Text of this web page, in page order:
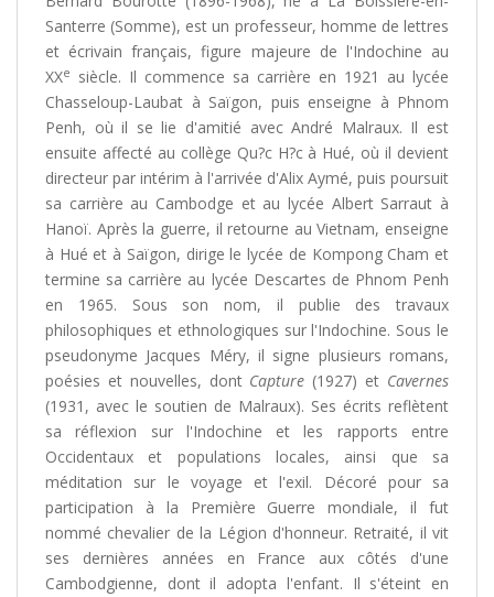
Santerre (Somme), est un professeur, homme de lettres
et écrivain français, figure majeure de l'Indochine au
XXe
siècle. Il commence sa carrière en 1921 au lycée
Chasseloup-Laubat à Saïgon, puis enseigne à Phnom
Penh, où il se lie d'amitié avec André Malraux. Il est
ensuite affecté au collège Qu?c H?c à Hué, où il devient
directeur par intérim à l'arrivée d'Alix Aymé, puis poursuit
sa carrière au Cambodge et au lycée Albert Sarraut à
Hanoï. Après la guerre, il retourne au Vietnam, enseigne
à Hué et à Saïgon, dirige le lycée de Kompong Cham et
termine sa carrière au lycée Descartes de Phnom Penh
en 1965. Sous son nom, il publie des travaux
philosophiques et ethnologiques sur l'Indochine. Sous le
pseudonyme Jacques Méry, il signe plusieurs romans,
poésies et nouvelles, dont Capture (1927) et Cavernes
(1931, avec le soutien de Malraux). Ses écrits reflètent
sa réflexion sur l'Indochine et les rapports entre
Occidentaux et populations locales, ainsi que sa
méditation sur le voyage et l'exil. Décoré pour sa
participation à la Première Guerre mondiale, il fut
nommé chevalier de la Légion d'honneur. Retraité, il vit
ses dernières années en France aux côtés d'une
Cambodgienne, dont il adopta l'enfant. Il s'éteint en